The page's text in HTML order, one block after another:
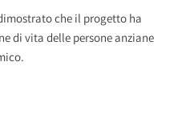
che il progetto ha
di vita delle persone anziane